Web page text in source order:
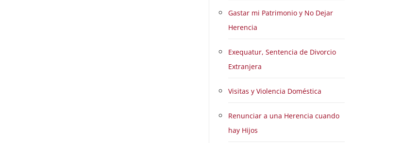
Gastar mi Patrimonio y No Dejar
Herencia
Exequatur, Sentencia de Divorcio
Extranjera
Visitas y Violencia Doméstica
Renunciar a una Herencia cuando
hay Hijos